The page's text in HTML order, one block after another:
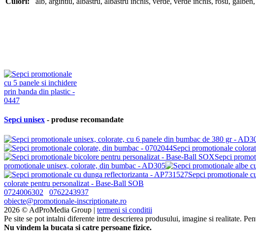
Sepci unisex - produse recomandate
Sepci promotionale
Sepci
promotionale unisex, colorate, din bumbac - AD305
Sepci promotionale
colorate pentru personalizat - Base-Ball SOB
0724006302
0762243937
obiecte@promotionale-inscriptionate.ro
2026 © AdProMedia Group | termeni si conditii
Pe site se pot intalni diferente intre descrierea produsului, imagine si realitate.
Nu vindem la bucata si catre persoane fizice.